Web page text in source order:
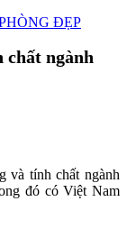
ĐẸP
chất ngành
và tính chất ngành
đó có Việt Nam